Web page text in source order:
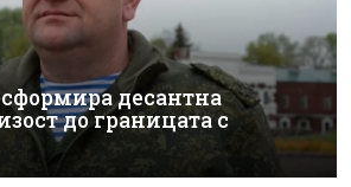
десантна
до границата с